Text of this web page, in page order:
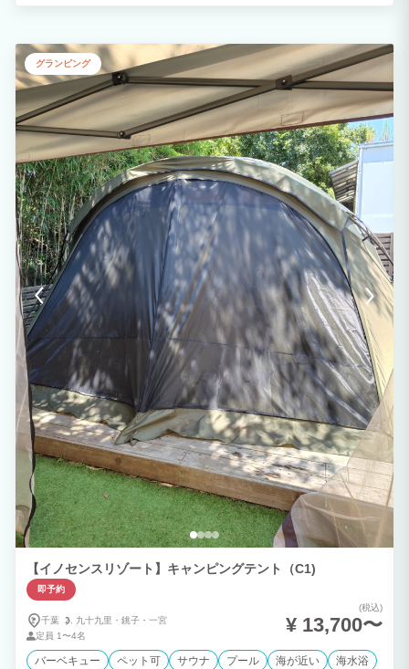
トステイをお楽しみください。
グランピング
【イノセンスリゾート】キャンピングテント（C1)
即予約
千葉 九十九里・ 銚子・ 一宮
定員 1〜4名
(税込)
¥ 13,700〜
バーベキュー ペット可 サウナ プール 海が近い 海水浴